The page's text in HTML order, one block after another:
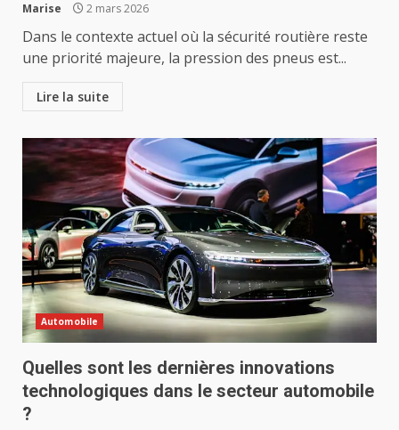
Marise 2 mars 2026
Dans le contexte actuel où la sécurité routière reste
une priorité majeure, la pression des pneus est...
Lire la suite
Automobile
Quelles sont les dernières innovations
technologiques dans le secteur automobile
?